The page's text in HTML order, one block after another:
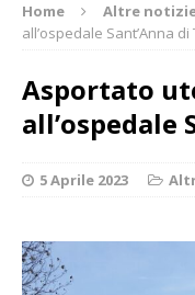
Home Altre
all’ospedale Sant’Anna di
Asportato
all’ospedale
5 Aprile 2023